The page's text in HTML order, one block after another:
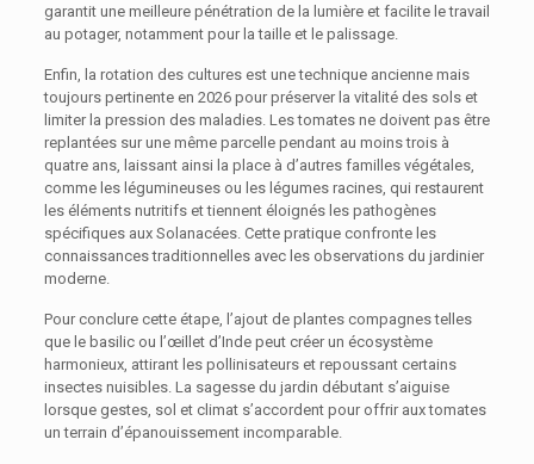
garantit une meilleure pénétration de la lumière et facilite le travail
au potager, notamment pour la taille et le palissage.
Enfin, la rotation des cultures est une technique ancienne mais
toujours pertinente en 2026 pour préserver la vitalité des sols et
limiter la pression des maladies. Les tomates ne doivent pas être
replantées sur une même parcelle pendant au moins trois à
quatre ans, laissant ainsi la place à d’autres familles végétales,
comme les légumineuses ou les légumes racines, qui restaurent
les éléments nutritifs et tiennent éloignés les pathogènes
spécifiques aux Solanacées. Cette pratique confronte les
connaissances traditionnelles avec les observations du jardinier
moderne.
Pour conclure cette étape, l’ajout de plantes compagnes telles
que le basilic ou l’œillet d’Inde peut créer un écosystème
harmonieux, attirant les pollinisateurs et repoussant certains
insectes nuisibles. La sagesse du jardin débutant s’aiguise
lorsque gestes, sol et climat s’accordent pour offrir aux tomates
un terrain d’épanouissement incomparable.